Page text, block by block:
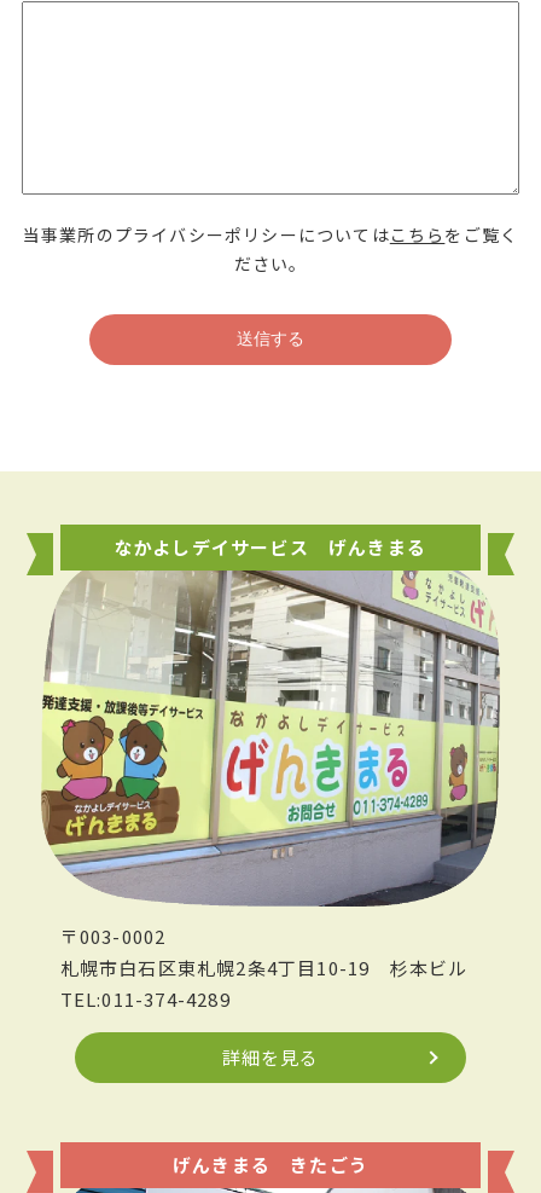
当事業所のプライバシーポリシーについてはこちら をご覧く
ださい。
送信する
なかよしデイサービス げんきまる
〒003-0002
札幌市白石区東札幌2条4丁目10-19 杉本ビル
TEL:011-374-4289
詳細を見る
げんきまる きたごう